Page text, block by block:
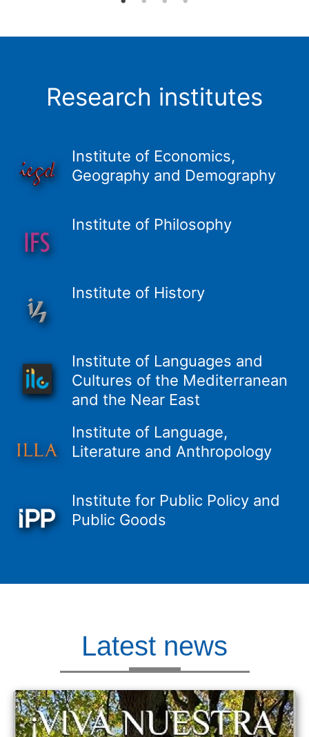
Research institutes
Institute of Economics,
Geography and Demography
Institute of Philosophy
Institute of History
Institute of Languages and
Cultures of the Mediterranean
and the Near East
Institute of Language,
Literature and Anthropology
Institute for Public Policy and
Public Goods
Latest news